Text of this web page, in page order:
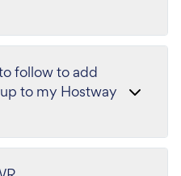
follow to add
to my Hostway